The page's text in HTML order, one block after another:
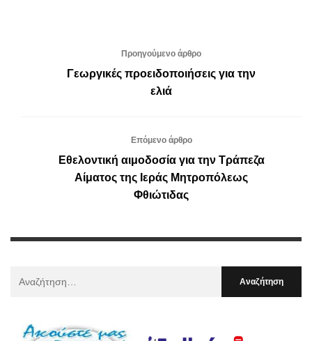
Προηγούμενο άρθρο
Γεωργικές προειδοποιήσεις για την
ελιά
Επόμενο άρθρο
Εθελοντική αιμοδοσία για την Τράπεζα
Αίματος της Ιεράς Μητροπόλεως
Φθιώτιδας